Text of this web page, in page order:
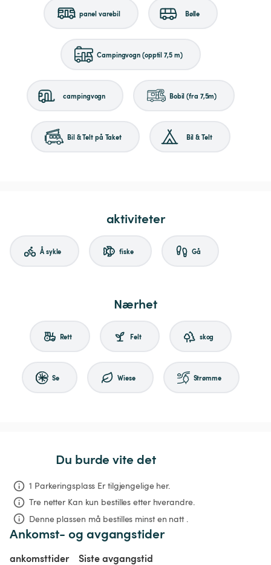
panel varebil Bølle
Campingvogn (opptil 7,5 m)
campingvogn Bobil (fra 7,5m)
Bil & Telt på Taket Bil & Telt
aktiviteter
Å sykle fiske Gå
Nærhet
Rett Felt skog
Se Wiese Strømme
Du burde vite det
1 Parkeringsplass Er tilgjengelige her.
Tre netter Kan kun bestilles etter hverandre.
Denne plassen må bestilles minst en natt .
Ankomst- og avgangstider
ankomsttider Siste avgangstid